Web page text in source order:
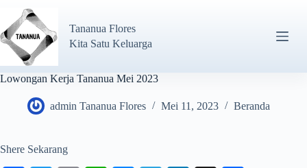
Tananua Flores
Kita Satu Keluarga
Lowongan Kerja Tananua Mei 2023
admin Tananua Flores Mei 11, 2023 Beranda
Shere Sekarang